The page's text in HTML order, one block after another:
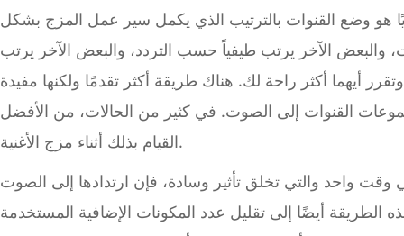
وضع القنوات بالترتيب الذي يكمل سير عمل المزج بشكل
الآخر يرتب طيفياً حسب التردد، والبعض الآخر يرتب
أيهما أكثر راحة لك. هناك طريقة أكثر تقدمًا ولكنها مفيدة
القنوات إلى الصوت. في كثير من الحالات، من الأفضل
القيام بذلك أثناء مزج الأغنية.
وقت واحد والتي تخلق تأثير وسادة، فإن ارتدادها إلى الصوت
أيضًا إلى تقليل عدد المكونات الإضافية المستخدمة